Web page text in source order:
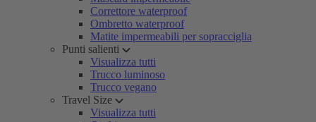
Correttore waterproof
Ombretto waterproof
Matite impermeabili per sopracciglia
Punti salienti
Visualizza tutti
Trucco luminoso
Trucco vegano
Travel Size
Visualizza tutti